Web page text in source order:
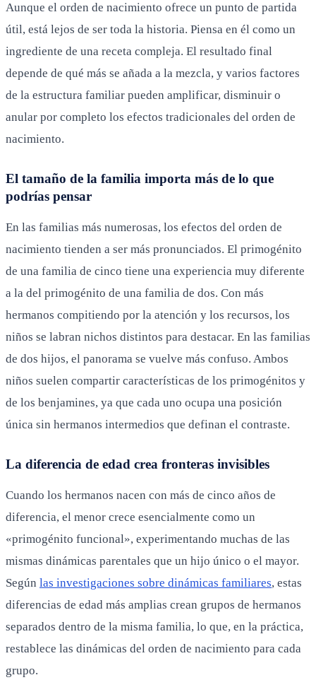
Aunque el orden de nacimiento ofrece un punto de partida
útil, está lejos de ser toda la historia. Piensa en él como un
ingrediente de una receta compleja. El resultado final
depende de qué más se añada a la mezcla, y varios factores
de la estructura familiar pueden amplificar, disminuir o
anular por completo los efectos tradicionales del orden de
nacimiento.
El tamaño de la familia importa más de lo que
podrías pensar
En las familias más numerosas, los efectos del orden de
nacimiento tienden a ser más pronunciados. El primogénito
de una familia de cinco tiene una experiencia muy diferente
a la del primogénito de una familia de dos. Con más
hermanos compitiendo por la atención y los recursos, los
niños se labran nichos distintos para destacar. En las familias
de dos hijos, el panorama se vuelve más confuso. Ambos
niños suelen compartir características de los primogénitos y
de los benjamines, ya que cada uno ocupa una posición
única sin hermanos intermedios que definan el contraste.
La diferencia de edad crea fronteras invisibles
Cuando los hermanos nacen con más de cinco años de
diferencia, el menor crece esencialmente como un
«primogénito funcional», experimentando muchas de las
mismas dinámicas parentales que un hijo único o el mayor.
Según las investigaciones sobre dinámicas familiares, estas
diferencias de edad más amplias crean grupos de hermanos
separados dentro de la misma familia, lo que, en la práctica,
restablece las dinámicas del orden de nacimiento para cada
grupo.